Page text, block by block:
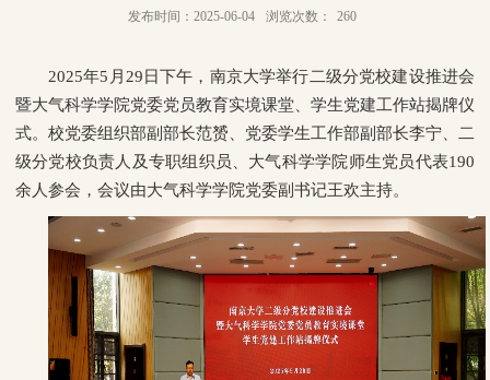
发布时间：2025-06-04 浏览次数： 260
2025年5月29日下午，南京大学举行二级分党校建设推进会
暨大气科学学院党委党员教育实境课堂、学生党建工作站揭牌仪
式。校党委组织部副部长范赟、党委学生工作部副部长李宁、二
级分党校负责人及专职组织员、大气科学学院师生党员代表190
余人参会，会议由大气科学学院党委副书记王欢主持。